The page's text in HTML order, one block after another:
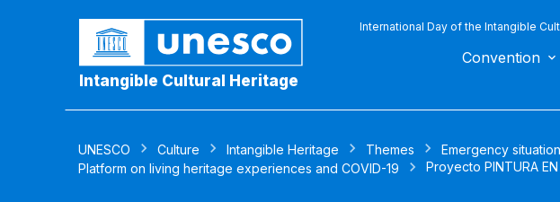
Intangible Cultural Heritage
International Day of the Intangible
Convention
UNESCO Culture Intangible Heritage Themes Emergency
Platform on living heritage experiences and COVID-19
Proyecto PINTURA